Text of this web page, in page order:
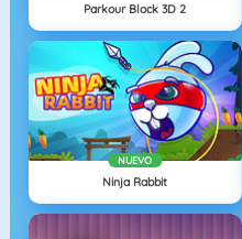
Parkour Block 3D 2
NUEVO
Ninja Rabbit